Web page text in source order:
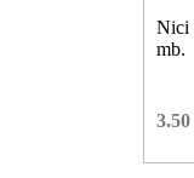
Nici
mb.
3.50